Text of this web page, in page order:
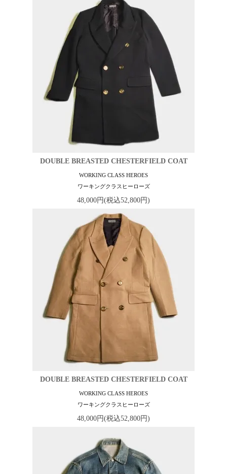
DOUBLE BREASTED CHESTERFIELD COAT
WORKING CLASS HEROES
ワーキングクラスヒーローズ
48,000円(税込52,800円)
DOUBLE BREASTED CHESTERFIELD COAT
WORKING CLASS HEROES
ワーキングクラスヒーローズ
48,000円(税込52,800円)